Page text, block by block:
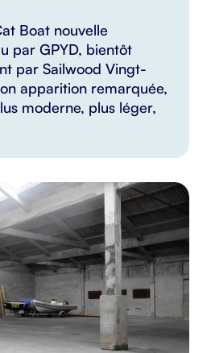
Boat nouvelle
par GPYD, bientôt
par Sailwood Vingt-
apparition remarquée,
moderne, plus léger,